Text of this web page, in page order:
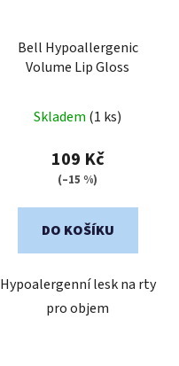
Bell Hypoallergenic
Volume Lip Gloss
Skladem (1 ks)
109 Kč
(–15 %)
DO KOŠÍKU
Hypoalergenní lesk na rty
pro objem